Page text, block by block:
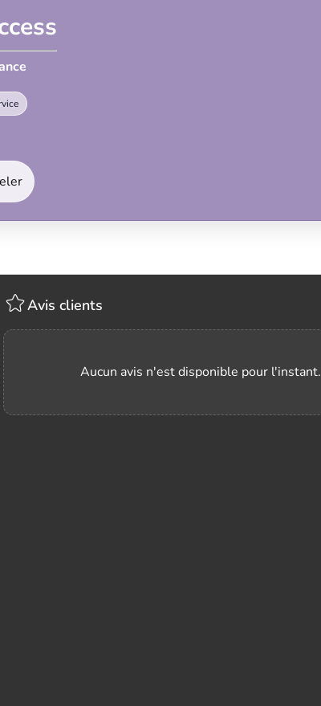
Avis clients
Aucun avis n'est disponible pour l'instant.